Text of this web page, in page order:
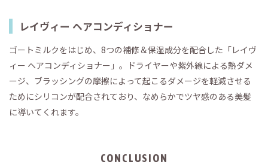
レイヴィー ヘアコンディショナー
ゴートミルクをはじめ、8つの補修＆保湿成分を配合した「レイヴ
ィー ヘアコンディショナー」。ドライヤーや紫外線による熱ダメ
ージ、ブラッシングの摩擦によって起こるダメージを軽減させる
ためにシリコンが配合されており、なめらかでツヤ感のある美髪
に導いてくれます。
CONCLUSION